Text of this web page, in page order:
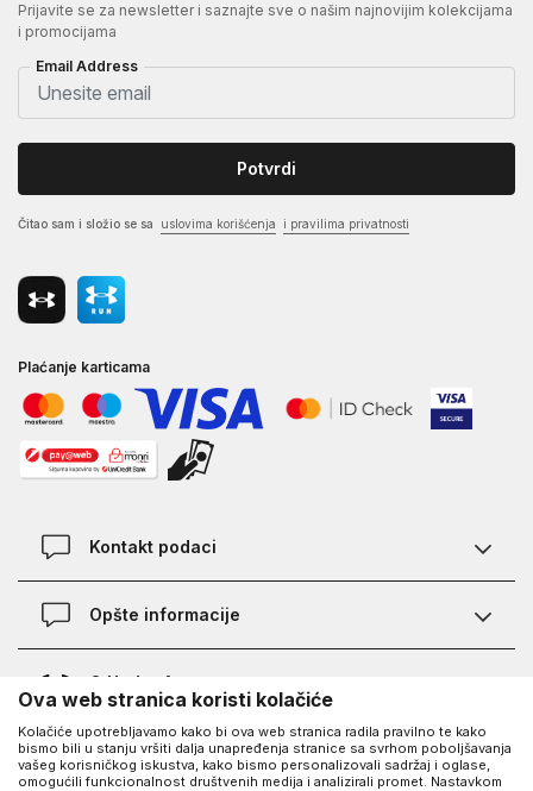
Prijavite se za newsletter i saznajte sve o našim najnovijim kolekcijama
i promocijama
Email Address
Potvrdi
Čitao sam i složio se sa uslovima korišćenja i pravilima privatnosti
Plaćanje karticama
Kontakt podaci
Kontakt
Opšte informacije
Provjera statusa porudžbine
Najčešća pitanja
Kako kupiti
O Under Armour-u
O nama - priča o UA
Saznajte više o UA
UA Social
Ova web stranica koristi kolačiće
Kolačiće upotrebljavamo kako bi ova web stranica radila pravilno te kako
bismo bili u stanju vršiti dalja unapređenja stranice sa svrhom poboljšavanja
vašeg korisničkog iskustva, kako bismo personalizovali sadržaj i oglase,
omogućili funkcionalnost društvenih medija i analizirali promet. Nastavkom